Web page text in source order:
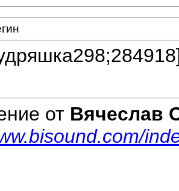
от Вячеслав